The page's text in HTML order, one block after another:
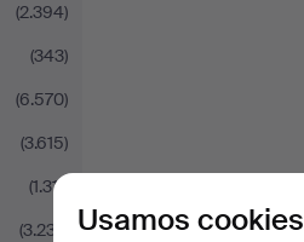
(2.394)
(343)
(6.570)
(3.615)
(1.311)
(3.237)
Usamos cookies